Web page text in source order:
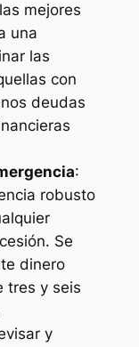
mejores
una
las
con
deudas
:
robusto
Se
dinero
tres y seis
y